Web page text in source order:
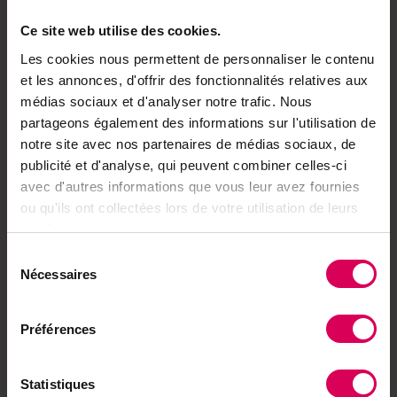
Ce site web utilise des cookies.
Les cookies nous permettent de personnaliser le contenu
et les annonces, d'offrir des fonctionnalités relatives aux
médias sociaux et d'analyser notre trafic. Nous
partageons également des informations sur l'utilisation de
notre site avec nos partenaires de médias sociaux, de
publicité et d'analyse, qui peuvent combiner celles-ci
avec d'autres informations que vous leur avez fournies
ou qu'ils ont collectées lors de votre utilisation de leurs
services.
Nécessaires
Préférences
Statistiques
Pages :44
Frais de port en sus :
Commande du hors-série seul :CHF 3.- l’envoi
Commande avec d’autres produits de notre
boutique :CHF 9,20 l’envoi
Notre partenaire
Terre&Nature
Terre&Nature est un
ans dédié au terroir et à la
nature en Suisse romande.
Vous pourriez aussi aimer